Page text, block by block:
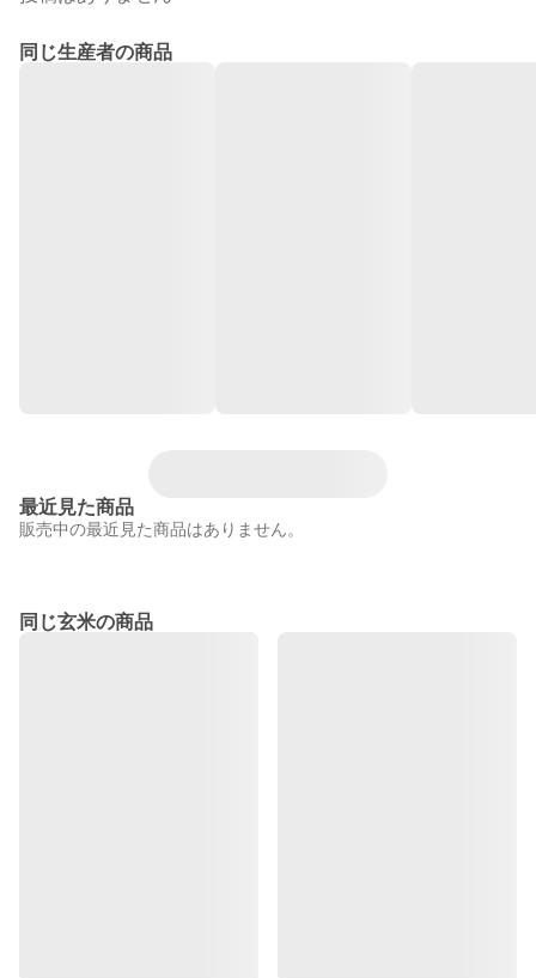
同じ生産者の商品
最近見た商品
販売中の最近見た商品はありません。
同じ玄米の商品